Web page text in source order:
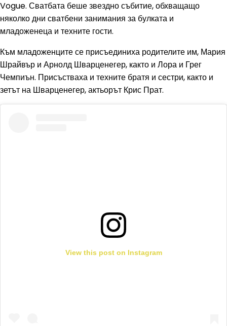
Vogue. Сватбата беше звездно събитие, обхващащо
няколко дни сватбени занимания за булката и
младоженеца и техните гости.
Към младоженците се присъединиха родителите им, Мария
Шрайвър и Арнолд Шварценегер, както и Лора и Грег
Чемпиън. Присъстваха и техните братя и сестри, както и
зетът на Шварценегер, актьорът Крис Прат.
View this post on Instagram